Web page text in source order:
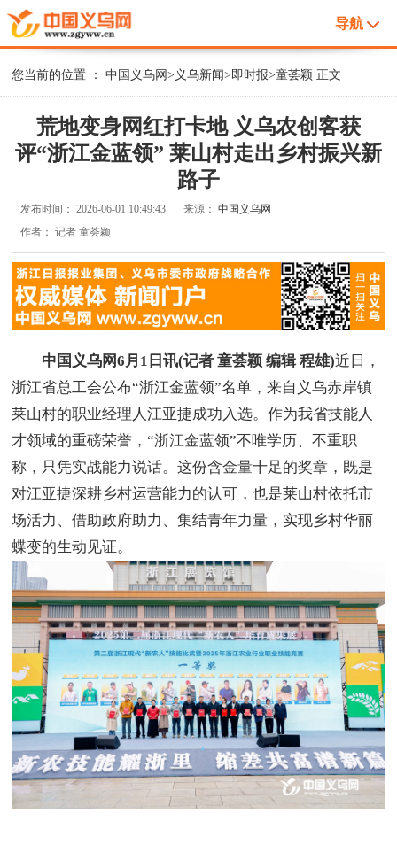
导航
您当前的位置 ：中国义乌网> 义乌新闻>即时报>童荟颖 正文
荒地变身网红打卡地 义乌农创客获
评“浙江金蓝领” 莱山村走出乡村振兴新
路子
发布时间：2026-06-01 10:49:43 来源：中国义乌网
作者：记者 童荟颖
中国义乌网6月1日讯(记者 童荟颖 编辑 程雄)近日，
浙江省总工会公布“浙江金蓝领”名单，来自义乌赤岸镇
莱山村的职业经理人江亚捷成功入选。作为我省技能人
才领域的重磅荣誉，“浙江金蓝领”不唯学历、不重职
称，只凭实战能力说话。这份含金量十足的奖章，既是
对江亚捷深耕乡村运营能力的认可，也是莱山村依托市
场活力、借助政府助力、集结青年力量，实现乡村华丽
蝶变的生动见证。